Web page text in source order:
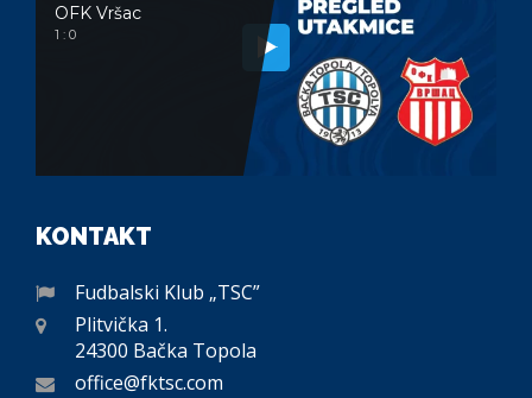
OFK Vršac
1 : 0
KONTAKT
Fudbalski Klub „TSC”
Plitvička 1.
24300 Bačka Topola
office@fktsc.com